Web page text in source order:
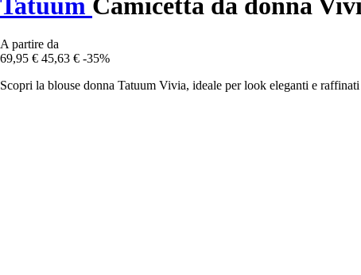
A partire da
69,95 € 45,63 € -35%
Scopri la blouse donna Tatuum Vivia, ideale per look eleganti e